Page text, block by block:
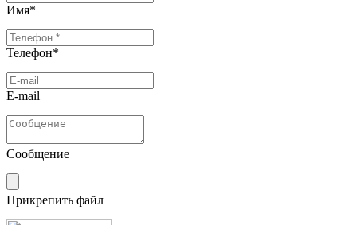
Имя*
Телефон*
E-mail
Сообщение
Прикрепить файл